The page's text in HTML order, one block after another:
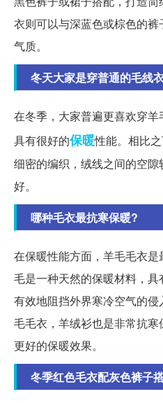
衣则可以与深蓝色或棕色的
气质。
冬天大家是穿普通的毛线
在冬季，大家普遍更喜欢穿羊
具有很好的保暖性能。相比
细密的编织，绒线之间的空
好。
哪种毛衣最抗寒保暖?
在保暖性能方面，羊毛毛衣
毛是一种天然的保暖材料，
有效地阻挡外界寒冷空气的
毛毛衣，羊绒衫也是非常抗
更好的保暖效果。
冬季红色毛衣配灰色裤子